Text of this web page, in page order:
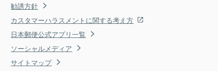
勧誘方針
カスタマーハラスメントに関する考え方
日本郵便公式アプリ一覧
ソーシャルメディア
サイトマップ